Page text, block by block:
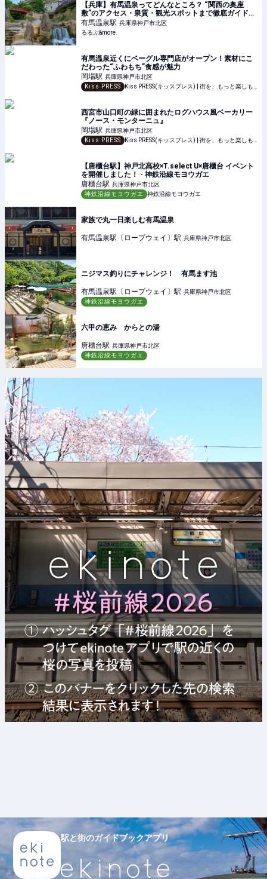
【兵庫】有馬温泉ってどんなところ？ “関西の奥座
敷”のアクセス・泉質・観光スポットまで徹底ガイド｜
るるぶ&more.
有馬温泉駅 兵庫県神戸市北区
るるぶ&more.
有馬温泉近くにベーグル専門店がオープン！素材にこ
だわった“ふわもち”食感が魅力
岡場駅 兵庫県神戸市北区
Kiss PRESS
西宮市山口町の緑に囲まれたログハウス風ベーカリー
『ノース・モンターニュ』
岡場駅 兵庫県神戸市北区
Kiss PRESS
【唐櫃台駅】神戸北高校×T.select U×唐櫃台 イベント
を開催しました！ - 神鉄沿線モヨウガエ
唐櫃台駅 兵庫県神戸市北区
神鉄沿線モヨウガエ
神鉄沿線モヨウガエ
家族で丸一日楽しむ有馬温泉
有馬温泉駅〔ロープウェイ〕駅 兵庫県神戸市北区
ニジマス釣りにチャレンジ！ 有馬ます池
有馬温泉駅〔ロープウェイ〕駅 兵庫県神戸市北区
神鉄沿線モヨウガエ
六甲の恵み からとの湯
唐櫃台駅 兵庫県神戸市北区
神鉄沿線モヨウガエ
駅と街のガイドブックアプリ